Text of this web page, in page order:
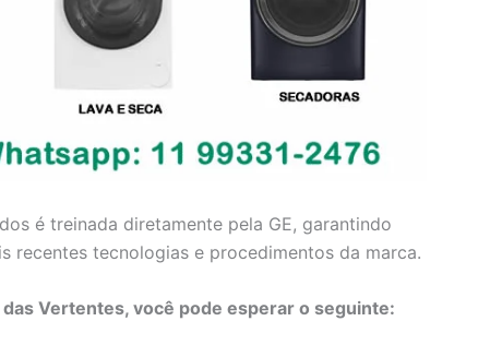
é treinada diretamente pela GE, garantindo
recentes tecnologias e procedimentos da marca.
Vertentes, você pode esperar o seguinte: